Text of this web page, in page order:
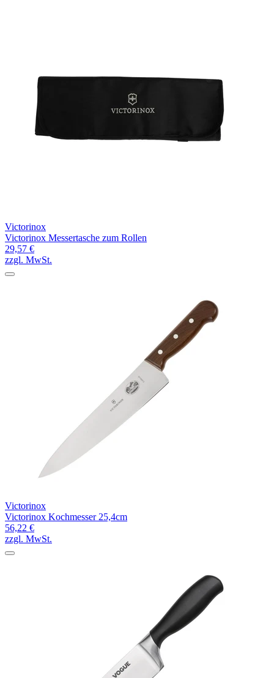
Victorinox
Victorinox Messertasche zum Rollen
29,57 €
zzgl. MwSt.
Victorinox
Victorinox Kochmesser 25,4cm
56,22 €
zzgl. MwSt.